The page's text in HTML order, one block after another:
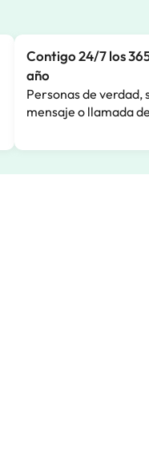
Contigo 24/7 los
año
Personas de verdad,
mensaje o llamada